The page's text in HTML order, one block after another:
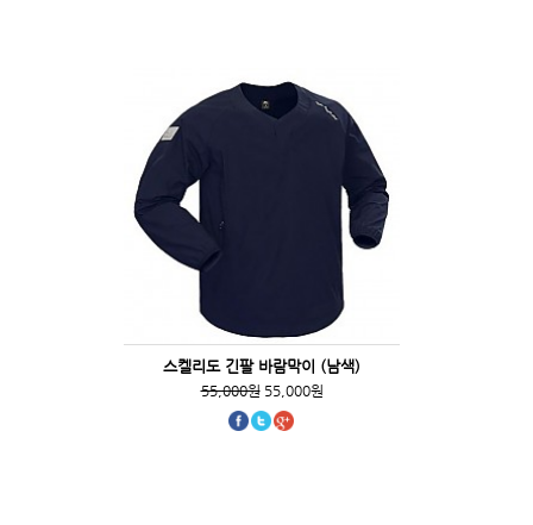
스켈리도 긴팔 바람막이 (남색)
55,000원55,000원